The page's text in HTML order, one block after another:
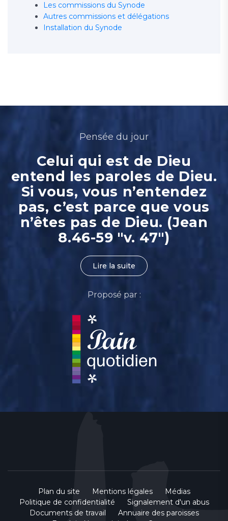
Les commissions du Synode
Autres commissions et délégations
Installation du Synode
Pensée du jour
Celui qui est de Dieu
entend les paroles de Dieu.
Si vous, vous n’entendez
pas, c’est parce que vous
n’êtes pas de Dieu. (Jean
8.46-59 "v. 47")
Lire la suite
Proposé par :
Plan du site Mentions légales
Médias
Politique de confidentialité
Signalement d'un abus
Documents de travail
Annuaire des paroisses